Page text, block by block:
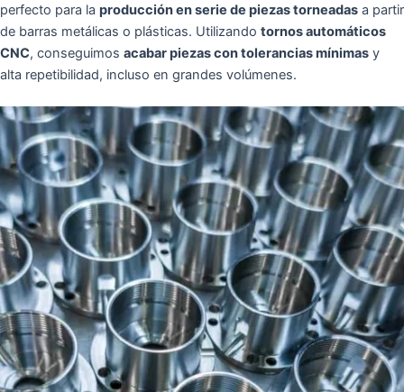
perfecto para la producción en serie de piezas torneadas a partir
de barras metálicas o plásticas. Utilizando tornos automáticos
CNC, conseguimos acabar piezas con tolerancias mínimas y
alta repetibilidad, incluso en grandes volúmenes.